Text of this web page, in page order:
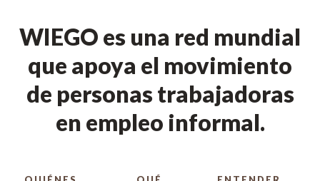
WIEGO es una red mundial
que apoya el movimiento
de personas trabajadoras
en empleo informal.